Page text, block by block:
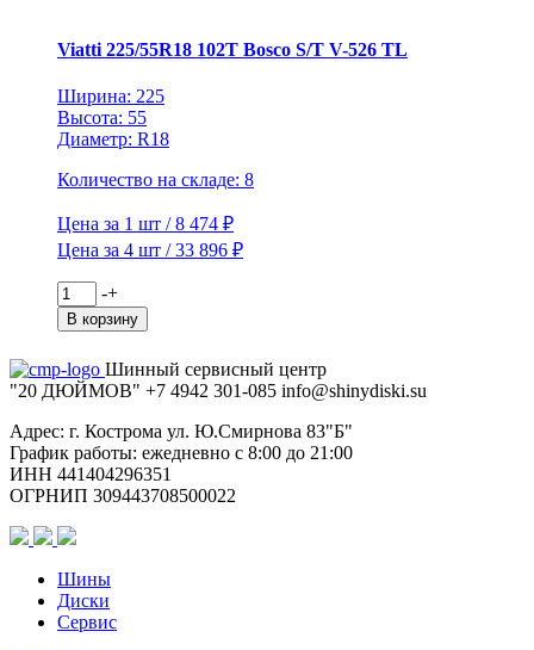
TL
Viatti 225/55R18 102T Bosco S/T V-526 TL
Ширина: 225
Высота: 55
Диаметр: R18
Количество на складе: 8
Цена за 1 шт / 8 474 ₽
Цена за 4 шт / 33 896 ₽
Количество
товара
Viatti
102T
Bosco
V-
526
TL
-+
В корзину
Шинный сервисный центр
"20 ДЮЙМОВ" +7 4942 301-085 info@shinydiski.su
Адрес: г. Кострома ул. Ю.Смирнова 83"Б"
График работы: ежедневно с 8:00 до 21:00
ИНН 441404296351
ОГРНИП 309443708500022
Шины
Диски
Сервис